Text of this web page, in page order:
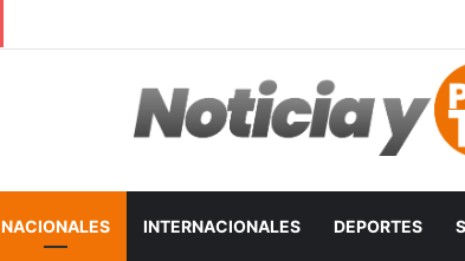
NACIONALES INTERNACIONALES DEPORTES